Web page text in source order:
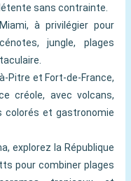
sans contrainte.
à privilégier pour
jungle, plages
Pitre et Fort-de-France,
créole, avec volcans,
colorés et gastronomie
explorez la République
pour combiner plages